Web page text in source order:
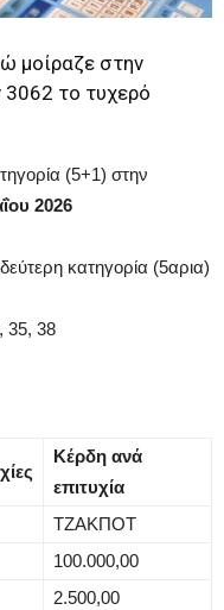
μοίραζε στην
3062 το τυχερό
(5+1) στην
2026
κατηγορία (5αρια)
35, 38
Κέρδη ανά
επιτυχία
ΤΖΑΚΠΟΤ
100.000,00
2.500,00